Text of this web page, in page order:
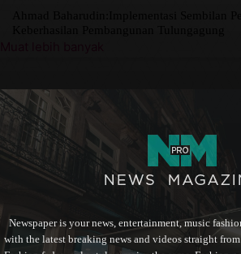
Newspaper is your news, entertainment, music
with the latest breaking news and videos straight